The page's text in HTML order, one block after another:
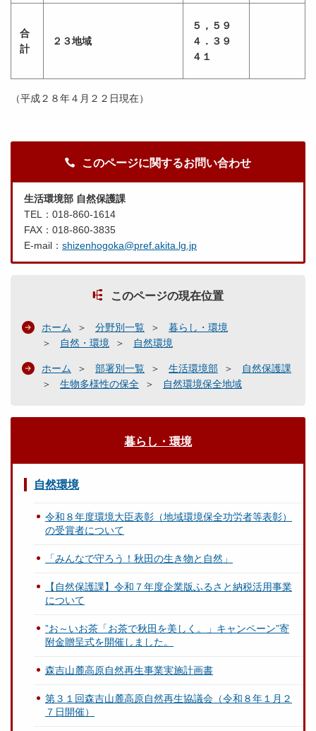
合
計
２３地域
５，５９
４．３９
４１
（平成２８年４月２２日現在）
このページに関するお問い合わせ
生活環境部 自然保護課
TEL：018-860-1614
FAX：018-860-3835
E-mail： shizenhogoka@pref.akita.lg.jp
このページの現在位置
ホーム 分野別一覧
暮らし・環境
自然・環境
自然環境
ホーム 部署別一覧 生活環境部
自然保護課
生物多様性の保全
自然環境保全地域
暮らし・環境
自然環境
令和８年度環境大臣表彰（地域環境保全功労者等表彰）
の受賞者について
「みんなで守ろう！秋田の生き物と自然」
【自然保護課】令和７年度企業版ふるさと納税活用事業
について
”お～いお茶「お茶で秋田を美しく。」キャンペーン”寄
附金贈呈式を開催しました。
森吉山麓高原自然再生事業実施計画書
第３１回森吉山麓高原自然再生協議会（令和８年１月２
７日開催）